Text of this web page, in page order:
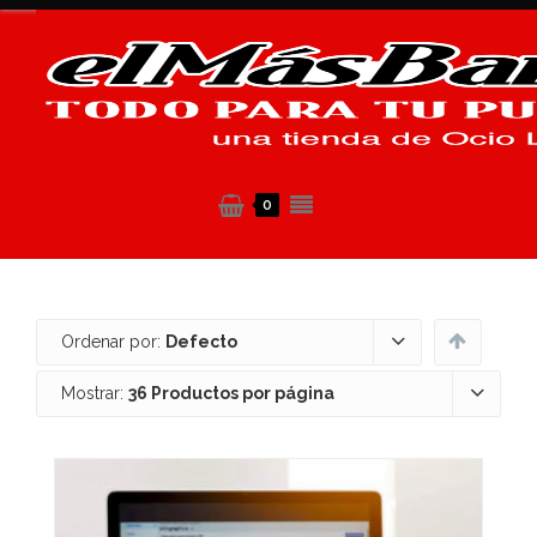
0
Ordenar por: Defecto
Mostrar: 36 Productos por página